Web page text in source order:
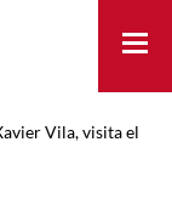
Vila, visita el